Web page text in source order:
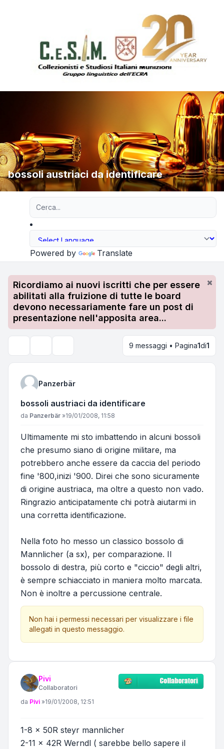
bossoli austriaci da identificare
Powered by Translate
Ricordiamo ai nuovi iscritti che per essere
abilitati alla fruizione di tutte le board
devono necessariamente fare un post di
presentazione nell'apposita area...
9 messaggi • Pagina1di1
Panzerbär
bossoli austriaci da identificare
Messaggio
da Panzerbär »19/01/2008, 11:58
Ultimamente mi sto imbattendo in alcuni bossoli
che presumo siano di origine militare, ma
potrebbero anche essere da caccia del periodo
fine '800,inizi '900. Direi che sono sicuramente
di origine austriaca, ma oltre a questo non vado.
Ringrazio anticipatamente chi potrà aiutarmi in
una corretta identificazione.
Nella foto ho messo un classico bossolo di
Mannlicher (a sx), per comparazione. Il
bossolo di destra, più corto e "ciccio" degli altri,
è sempre schiacciato in maniera molto marcata.
Non è inoltre a percussione centrale.
Non hai i permessi necessari per visualizzare i file
allegati in questo messaggio.
Pivi
Collaboratori
Messaggio
da Pivi »19/01/2008, 12:51
1-8 x 50R steyr mannlicher
2-11 x 42R Werndl ( sarebbe bello sapere il